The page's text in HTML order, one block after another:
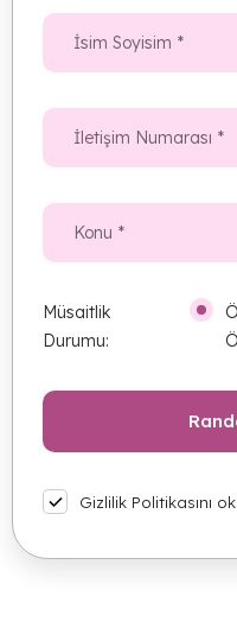
Müsaitlik
Durumu:
Gizlilik Politikasını